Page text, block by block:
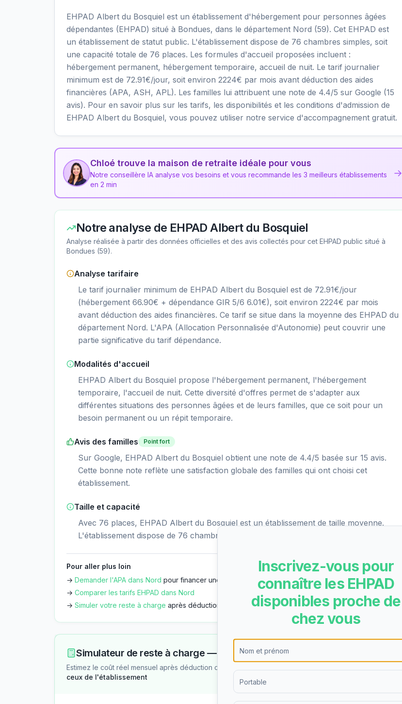
EHPAD Albert du Bosquiel est un établissement d'hébergement pour personnes âgées
dépendantes (EHPAD) situé à Bondues, dans le département Nord (59). Cet EHPAD est
un établissement de statut public. L'établissement dispose de 76 chambres simples, soit
une capacité totale de 76 places. Les formules d'accueil proposées incluent :
hébergement permanent, hébergement temporaire, accueil de nuit. Le tarif journalier
minimum est de 72.91€/jour, soit environ 2224€ par mois avant déduction des aides
financières (APA, ASH, APL). Les familles lui attribuent une note de 4.4/5 sur Google (15
avis). Pour en savoir plus sur les tarifs, les disponibilités et les conditions d'admission de
EHPAD Albert du Bosquiel, vous pouvez utiliser notre service d'accompagnement gratuit.
Chloé trouve la maison de retraite idéale pour vous
Notre conseillère IA analyse vos besoins et vous recommande les 3 meilleurs établissements
en 2 min
→
Notre analyse de EHPAD Albert du Bosquiel
Analyse réalisée à partir des données officielles et des avis collectés pour cet EHPAD public situé à
Bondues (59).
Analyse tarifaire
Le tarif journalier minimum de EHPAD Albert du Bosquiel est de 72.91€/jour
(hébergement 66.90€ + dépendance GIR 5/6 6.01€), soit environ 2224€ par mois
avant déduction des aides financières. Ce tarif se situe dans la moyenne des EHPAD du
département Nord. L'APA (Allocation Personnalisée d'Autonomie) peut couvrir une
partie significative du tarif dépendance.
Modalités d'accueil
EHPAD Albert du Bosquiel propose l'hébergement permanent, l'hébergement
temporaire, l'accueil de nuit. Cette diversité d'offres permet de s'adapter aux
différentes situations des personnes âgées et de leurs familles, que ce soit pour un
besoin permanent ou un répit temporaire.
Avis des familles Point fort
Sur Google, EHPAD Albert du Bosquiel obtient une note de 4.4/5 basée sur 15 avis.
Cette bonne note reflète une satisfaction globale des familles qui ont choisi cet
établissement.
Taille et capacité
Avec 76 places, EHPAD Albert du Bosquiel est un établissement de taille moyenne.
L'établissement dispose de 76 chambres.
Pour aller plus loin
→ Demander l'APA dans Nord pour financer une partie du tarif dépendance
→ Comparer les tarifs EHPAD dans Nord
→ Simuler votre reste à charge après déduction des aides
Simulateur de reste à charge — EHPAD Albert du Bosquiel
Estimez le coût réel mensuel après déduction des aides (APA, APL, ASH)
ceux de l'établissement
Inscrivez-vous pour
connaître les EHPAD
disponibles proche de
chez vous